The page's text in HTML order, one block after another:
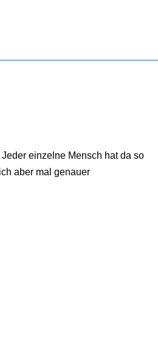
Jeder einzelne Mensch hat da so
aber mal genauer